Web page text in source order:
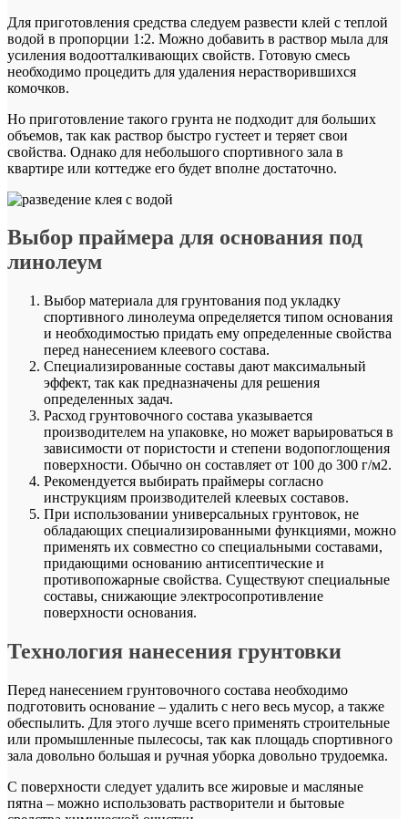
Для приготовления средства следуем развести клей с теплой
водой в пропорции 1:2. Можно добавить в раствор мыла для
усиления водоотталкивающих свойств. Готовую смесь
необходимо процедить для удаления нерастворившихся
комочков.
Но приготовление такого грунта не подходит для больших
объемов, так как раствор быстро густеет и теряет свои
свойства. Однако для небольшого спортивного зала в
квартире или коттедже его будет вполне достаточно.
Выбор праймера для основания под
линолеум
Выбор материала для грунтования под укладку
спортивного линолеума определяется типом основания
и необходимостью придать ему определенные свойства
перед нанесением клеевого состава.
Специализированные составы дают максимальный
эффект, так как предназначены для решения
определенных задач.
Расход грунтовочного состава указывается
производителем на упаковке, но может варьироваться в
зависимости от пористости и степени водопоглощения
поверхности. Обычно он составляет от 100 до 300 г/м2.
Рекомендуется выбирать праймеры согласно
инструкциям производителей клеевых составов.
При использовании универсальных грунтовок, не
обладающих специализированными функциями, можно
применять их совместно со специальными составами,
придающими основанию антисептические и
противопожарные свойства. Существуют специальные
составы, снижающие электросопротивление
поверхности основания.
Технология нанесения грунтовки
Перед нанесением грунтовочного состава необходимо
подготовить основание – удалить с него весь мусор, а также
обеспылить. Для этого лучше всего применять строительные
или промышленные пылесосы, так как площадь спортивного
зала довольно большая и ручная уборка довольно трудоемка.
С поверхности следует удалить все жировые и масляные
пятна – можно использовать растворители и бытовые